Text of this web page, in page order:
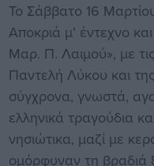
Το Σάββατο 16
Αποκριά μ’ έντεχνο
Μαρ. Π. Λαιμού», με
Παντελή Λύκου και
σύγχρονα, γνωστά,
ελληνικά τραγούδια
νησιώτικα, μαζί με
ομόρφυναν τη βραδιά